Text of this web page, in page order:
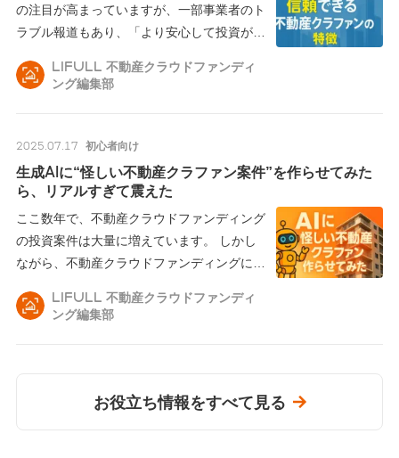
の注目が高まっていますが、一部事業者のト
ラブル報道もあり、「より安心して投資が
LIFULL 不動産クラウドファンディ
ング編集部
2025.07.17 初心者向け
生成AIに“怪しい不動産クラファン案件”を作らせてみた
ら、リアルすぎて震えた
ここ数年で、不動産クラウドファンディング
の投資案件は大量に増えています。 しかし
ながら、不動産クラウドファンディングに
LIFULL 不動産クラウドファンディ
ング編集部
お役立ち情報をすべて見る